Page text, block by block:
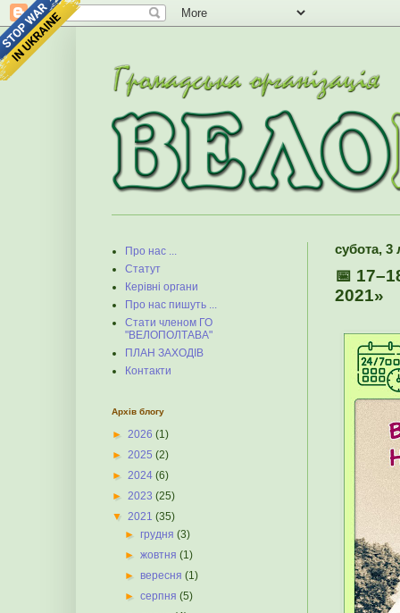
субота, 3
📅
2021»
Про нас ...
Статут
Керівні органи
Про нас пишуть ...
Стати членом ГО
"ВЕЛОПОЛТАВА"
ПЛАН ЗАХОДІВ
Контакти
Архів блогу
► 2026 (1)
► 2025 (2)
► 2024 (6)
► 2023 (25)
▼ 2021 (35)
►грудня(3)
►жовтня(1)
►вересня(1)
►серпня(5)